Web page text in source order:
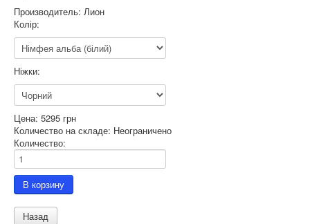
Производитель: Лион
Колір:
Ніжки:
Цена: 5295 грн
Количество на складе: Неограничено
Количество: